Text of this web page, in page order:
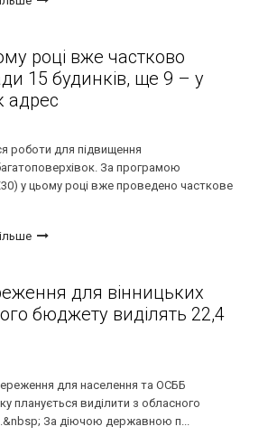
році вже частково
15 будинків, ще 9 – у
адрес
роботи для підвищення
За програмою
у цьому році вже проведено часткове
для вінницьких
бюджету виділять 22,4
для населення та ОСББ
планується виділити з обласного
За діючою державною п...